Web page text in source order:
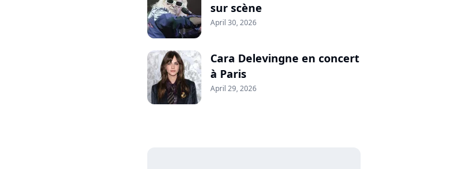
sur scène
April 30, 2026
Cara Delevingne en concert
à Paris
April 29, 2026